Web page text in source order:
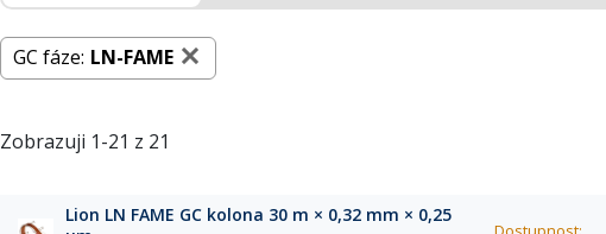
GC fáze: LN-FAME
Zobrazuji 1-21 z 21
Lion LN FAME GC kolona 30 m × 0,32 mm × 0,25